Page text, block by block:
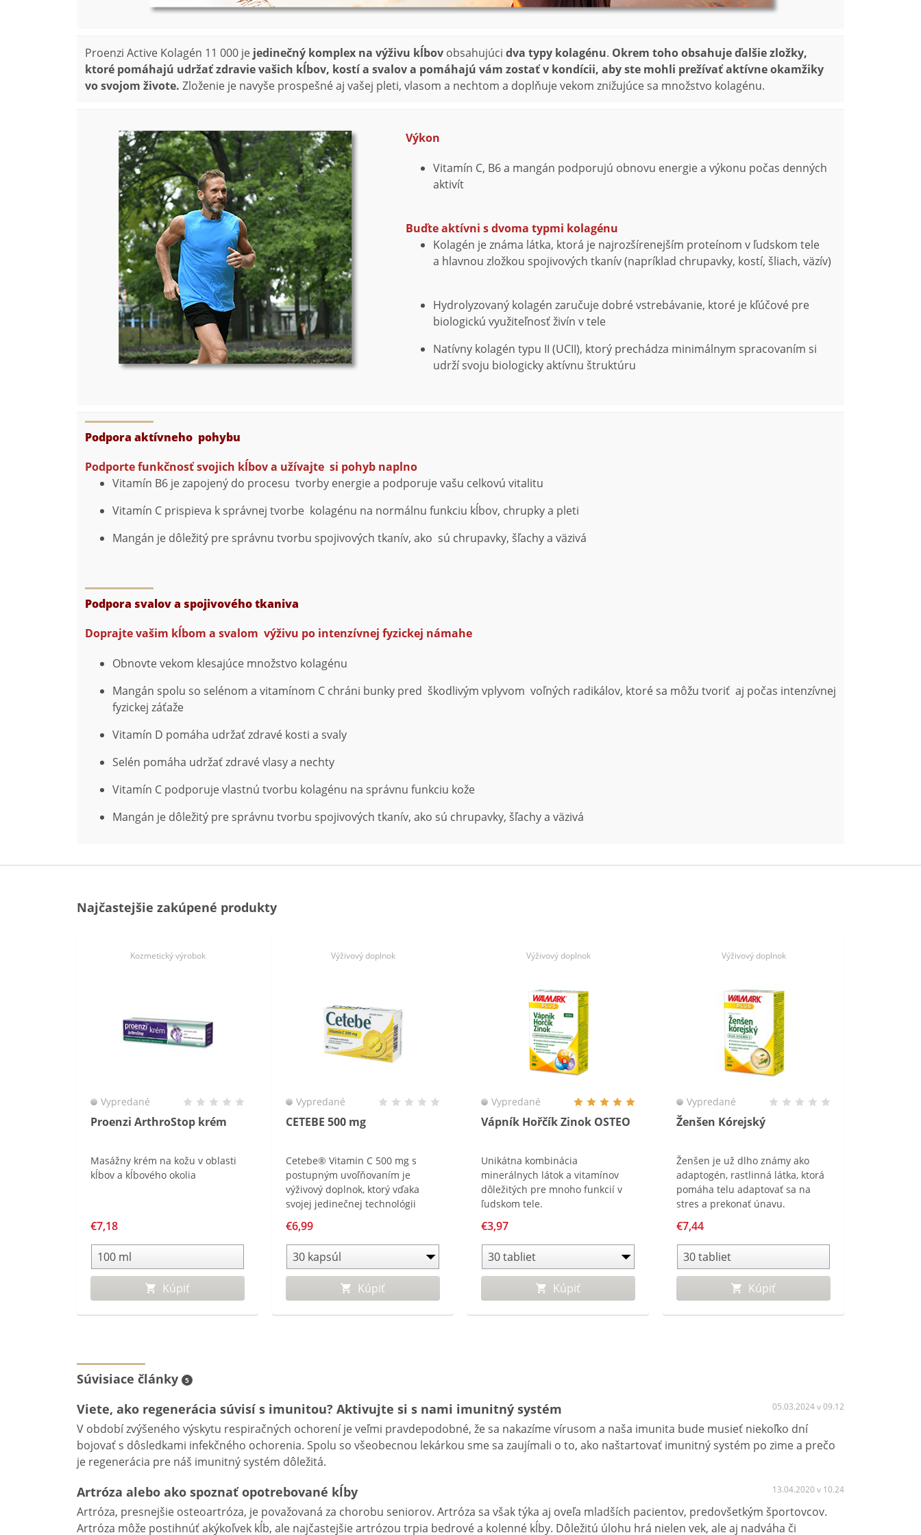
Proenzi Active Kolagén 11 000 je jedinečný komplex na výživu kĺbov obsahujúci dva typy kolagénu. Okrem toho obsahuje ďalšie zložky,
ktoré pomáhajú udržať zdravie vašich kĺbov, kostí a svalov a pomáhajú vám zostať v kondícii, aby ste mohli prežívať aktívne okamžiky
vo svojom živote. Zloženie je navyše prospešné aj vašej pleti, vlasom a nechtom a doplňuje vekom znižujúce sa množstvo kolagénu.
Výkon
Vitamín C, B6 a mangán podporujú obnovu energie a výkonu počas denných
aktivít
Buďte aktívni s dvoma typmi kolagénu
Kolagén je známa látka, ktorá je najrozšírenejším proteínom v ľudskom tele
a hlavnou zložkou spojivových tkanív (napríklad chrupavky, kostí, šliach, väzív)
Hydrolyzovaný kolagén zaručuje dobré vstrebávanie, ktoré je kľúčové pre
biologickú využiteľnosť živín v tele
Natívny kolagén typu II (UCII), ktorý prechádza minimálnym spracovaním si
udrží svoju biologicky aktívnu štruktúru
Podpora aktívneho pohybu
Podporte funkčnosť svojich kĺbov a užívajte si pohyb naplno
Vitamín B6 je zapojený do procesu tvorby energie a podporuje vašu celkovú vitalitu
Vitamín C prispieva k správnej tvorbe kolagénu na normálnu funkciu kĺbov, chrupky a pleti
Mangán je dôležitý pre správnu tvorbu spojivových tkanív, ako sú chrupavky, šľachy a väzivá
Podpora svalov a spojivového tkaniva
Doprajte vašim kĺbom a svalom výživu po intenzívnej fyzickej námahe
Obnovte vekom klesajúce množstvo kolagénu
Mangán spolu so selénom a vitamínom C chráni bunky pred škodlivým vplyvom voľných radikálov, ktoré sa môžu tvoriť aj počas intenzívnej
fyzickej záťaže
Vitamín D pomáha udržať zdravé kosti a svaly
Selén pomáha udržať zdravé vlasy a nechty
Vitamín C podporuje vlastnú tvorbu kolagénu na správnu funkciu kože
Mangán je dôležitý pre správnu tvorbu spojivových tkanív, ako sú chrupavky, šľachy a väzivá
Najčastejšie zakúpené produkty
Kozmetický výrobok
Proenzi ArthroStop krém
Vypredané
Masážny krém na kožu v oblasti
kĺbov a kĺbového okolia
€7,18
Kúpiť
Výživový doplnok
CETEBE 500 mg
Vypredané
Cetebe® Vitamin C 500 mg s
postupným uvoľňovaním je
výživový doplnok, ktorý vďaka
svojej jedinečnej technológii
spôsobom zásobuje organizmus
vitamínom C po celý deň.
€6,99
Kúpiť
Výživový doplnok
Vápník Hořčík Zinok OSTEO
Vypredané
Unikátna kombinácia
minerálnych látok a vitamínov
dôležitých pre mnoho funkcií v
ľudskom tele.
€3,97
Kúpiť
Výživový doplnok
Ženšen Kórejský
Vypredané
Ženšen je už dlho známy ako
adaptogén, rastlinná látka, ktorá
pomáha telu adaptovať sa na
stres a prekonať únavu.
€7,44
Kúpiť
Súvisiace články 5
05.03.2024 v 09.12
Viete, ako regenerácia súvisí s imunitou? Aktivujte si s nami imunitný systém
V období zvýšeného výskytu respiračných ochorení je veľmi pravdepodobné, že sa nakazíme vírusom a naša imunita bude musieť niekoľko dní
bojovať s dôsledkami infekčného ochorenia. Spolu so všeobecnou lekárkou sme sa zaujímali o to, ako naštartovať imunitný systém po zime a prečo
je regenerácia pre náš imunitný systém dôležitá.
13.04.2020 v 10.24
Artróza alebo ako spoznať opotrebované kĺby
Artróza, presnejšie osteoartróza, je považovaná za chorobu seniorov. Artróza sa však týka aj oveľa mladších pacientov, predovšetkým športovcov.
Artróza môže postihnúť akýkoľvek kĺb, ale najčastejšie artrózou trpia bedrové a kolenné kĺby. Dôležitú úlohu hrá nielen vek, ale aj nadváha či